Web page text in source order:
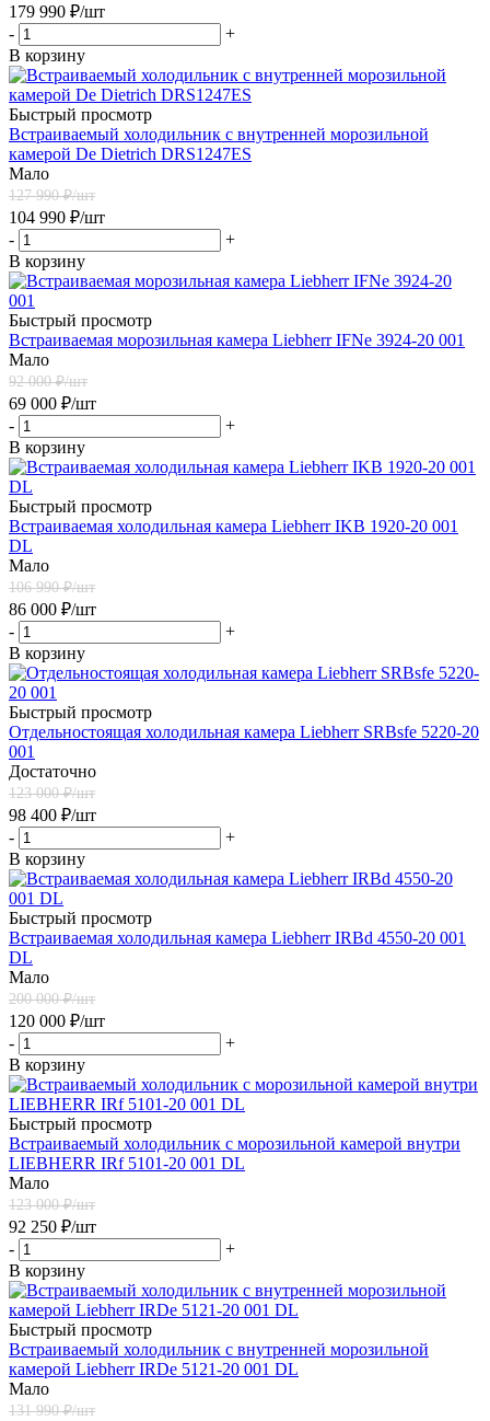
179 990 ₽/шт
-
+
В корзину
Быстрый просмотр
Встраиваемый холодильник с внутренней морозильной
камерой De Dietrich DRS1247ES
Мало
127 990₽/шт
104 990 ₽/шт
-
+
В корзину
Быстрый просмотр
Встраиваемая морозильная камера Liebherr IFNe 3924-20 001
Мало
92 000₽/шт
69 000 ₽/шт
-
+
В корзину
Быстрый просмотр
Встраиваемая холодильная камера Liebherr IKB 1920-20 001
DL
Мало
106 990₽/шт
86 000 ₽/шт
-
+
В корзину
Быстрый просмотр
Отдельностоящая холодильная камера Liebherr SRBsfe 5220-20
001
Достаточно
123 000₽/шт
98 400 ₽/шт
-
+
В корзину
Быстрый просмотр
Встраиваемая холодильная камера Liebherr IRBd 4550-20 001
DL
Мало
200 000₽/шт
120 000 ₽/шт
-
+
В корзину
Быстрый просмотр
Встраиваемый холодильник с морозильной камерой внутри
LIEBHERR IRf 5101-20 001 DL
Мало
123 000₽/шт
92 250 ₽/шт
-
+
В корзину
Быстрый просмотр
Встраиваемый холодильник с внутренней морозильной
камерой Liebherr IRDe 5121-20 001 DL
Мало
131 990₽/шт